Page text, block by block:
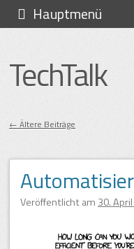
TechTalk
Hauptmenü
Zum
Inhalt
← Ältere Beiträge
Veröffentlicht am 30.